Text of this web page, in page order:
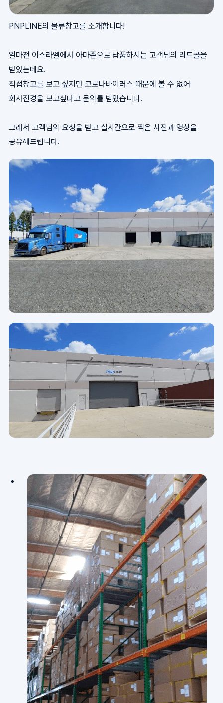
PNPLINE의 물류창고를 소개합니다!
얼마전 이스라엘에서 아마존으로 납품하시는 고객님의 리드콜을
받았는데요.
직접창고를 보고 싶지만 코로나바이러스 때문에 볼 수 없어
회사전경을 보고싶다고 문의를 받았습니다.
그래서 고객님의 요청을 받고 실시간으로 찍은 사진과 영상을
공유해드립니다.